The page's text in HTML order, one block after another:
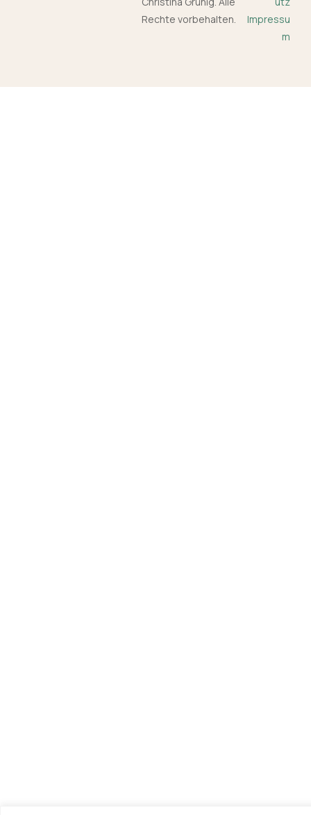
Rechte vorbehalten.
Impressu
m